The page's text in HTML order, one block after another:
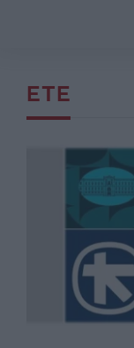
ΕΤΕ